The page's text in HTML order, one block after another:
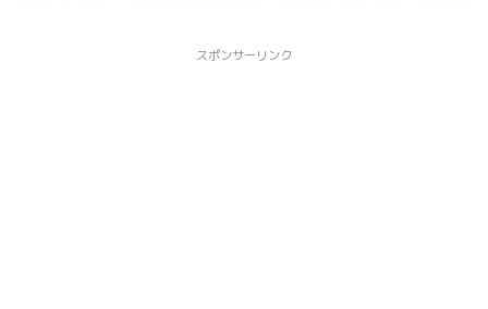
スポンサーリンク